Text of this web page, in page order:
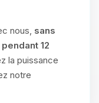
nous, sans
12
la puissance
notre